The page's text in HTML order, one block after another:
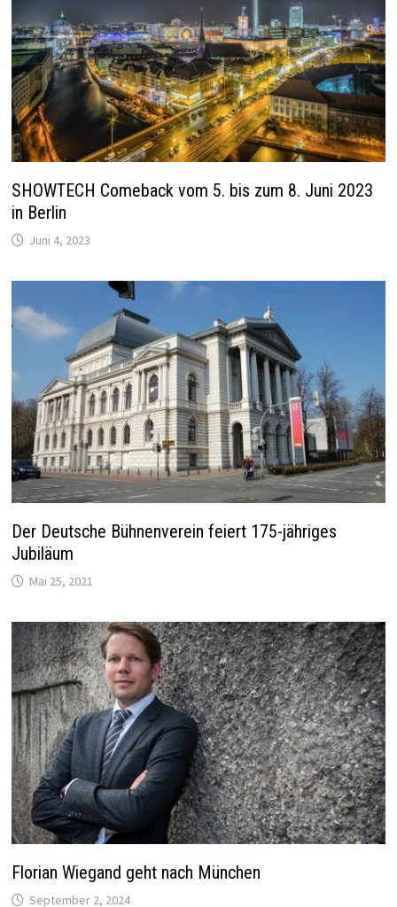
SHOWTECH Comeback vom 5. bis zum 8. Juni 2023
in Berlin
Juni 4, 2023
Der Deutsche Bühnenverein feiert 175-jähriges
Jubiläum
Mai 25, 2021
Florian Wiegand geht nach München
September 2, 2024